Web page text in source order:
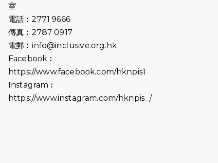
2026-07-02
2026-06-25
（19:00開始）
2026-06-18
猛龍長跑隊恆常練習 - 6月18日
2026-06-11
猛龍長跑隊恆常練習 - 6月11日（19:00
室
電話︰2771 9666
傳真︰2787 0917
電郵︰info@inclusive.org.hk
Facebook︰
https://www.facebook.com/hknpis1
Instagram︰
https://www.instagram.com/hknpis_/